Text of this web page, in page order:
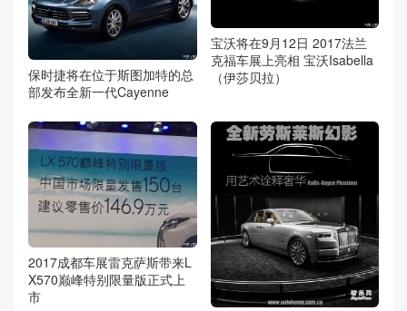
保时捷将在位于斯图加特的总
部发布全新一代Cayenne
宝沃将在9月12日 2017法兰
克福车展上亮相 宝沃Isabella
（伊莎贝拉）
2017成都车展雷克萨斯带来L
X570巅峰特别限量版正式上
市